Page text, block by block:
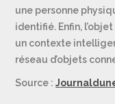
une personne
identifié. Enfin,
un contexte
réseau d’objets
Source :